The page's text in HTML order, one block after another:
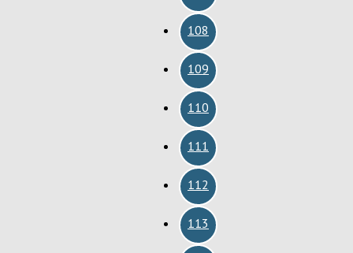
108
109
110
111
112
113